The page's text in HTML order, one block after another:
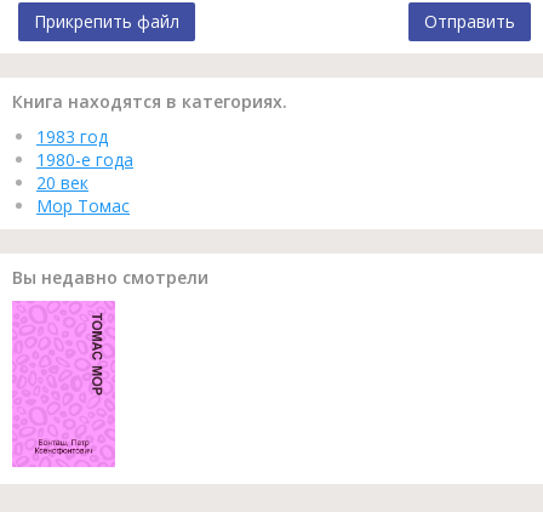
Прикрепить файл Отправить
Книга находятся в категориях.
1983 год
1980-е года
20 век
Мор Томас
Вы недавно смотрели